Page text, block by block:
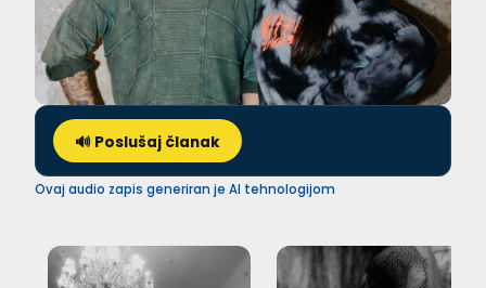
🔊 Poslušaj članak
Ovaj audio zapis generiran je AI tehnologijom